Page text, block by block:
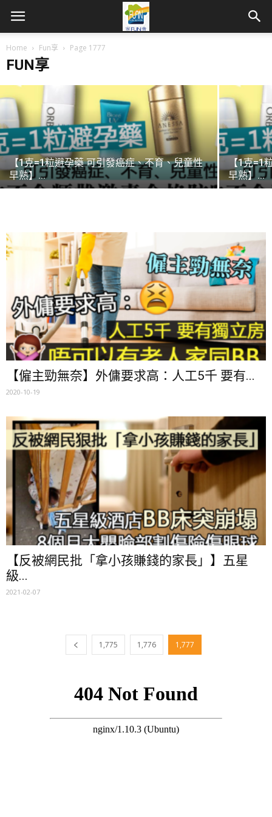
Home Fun享 Page 1777
FUN享
【網民：兩公婆演技太好】諸葛紫岐被逐
點揭發 被指揾...
2019-04-28
【1克=1粒避孕藥 可引發癌症、不育、兒童性
早熟】...
【1克=1
早熟】...
【僱主勁無奈】外傭要求高：人工5千 要有...
2020-10-19
【反被網民批「拿小孩賺錢的家長」】五星
級...
2021-02-07
1,775 1,776 1,777